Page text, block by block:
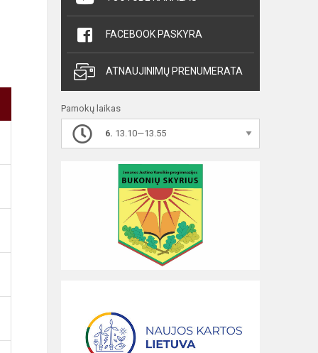
FACEBOOK PASKYRA
ATNAUJINIMŲ PRENUMERATA
Pamokų laikas
6. 13.10—13.55